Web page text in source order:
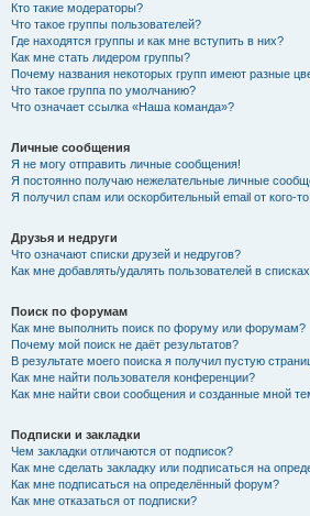
Кто такие модераторы?
Что такое группы пользователей?
Где находятся группы и как мне вступить в них?
Как мне стать лидером группы?
Почему названия некоторых групп имеют разные
Что такое группа по умолчанию?
Что означает ссылка «Наша команда»?
Личные сообщения
Я не могу отправить личные сообщения!
Я постоянно получаю нежелательные личные
Я получил спам или оскорбительный email от кого-
Друзья и недруги
Что означают списки друзей и недругов?
Как мне добавлять/удалять пользователей в
Поиск по форумам
Как мне выполнить поиск по форуму или форумам?
Почему мой поиск не даёт результатов?
В результате моего поиска я получил пустую
Как мне найти пользователя конференции?
Как мне найти свои сообщения и созданные мной
Подписки и закладки
Чем закладки отличаются от подписок?
Как мне сделать закладку или подписаться на
Как мне подписаться на определённый форум?
Как мне отказаться от подписки?